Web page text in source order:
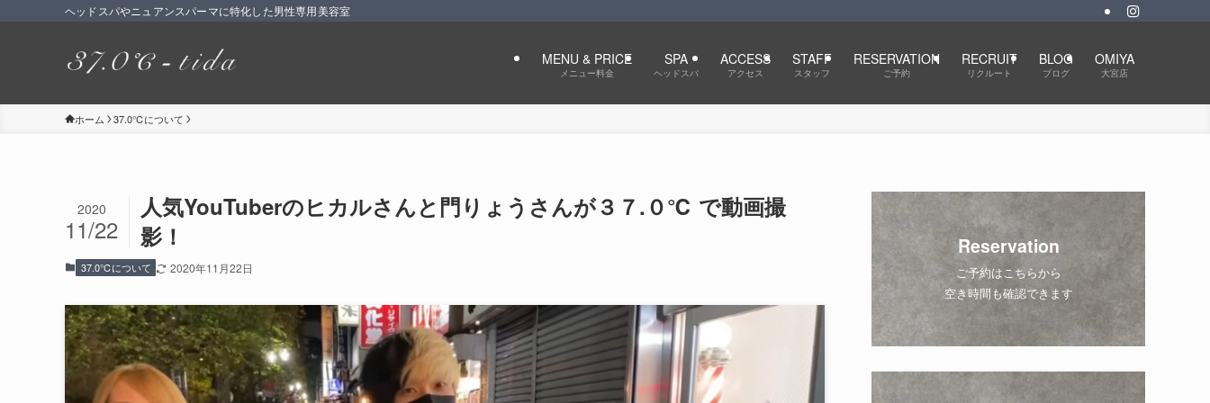
ヘッドスパやニュアンスパーマに特化した男性専用美容室
MENU & PRICE
メニュー料金
SPA
ヘッドスパ
ACCESS
アクセス
STAFF
スタッフ
RESERVATION
ご予約
RECRUIT
リクルート
BLOG
ブログ
OMIYA
大宮店
ホーム 37.0℃について
人気YouTuberのヒカルさんと門りょうさんが３７.０℃ で動画撮
影！
2020
11/22
37.0℃について 2020年11月22日
Reservation
ご予約はこちらから
空き時間も確認できます